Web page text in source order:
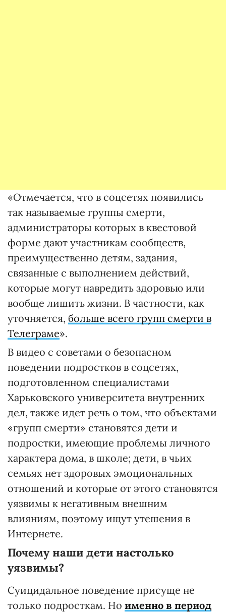
«Отмечается, что в соцсетях появились
так называемые группы смерти,
администраторы которых в квестовой
форме дают участникам сообществ,
преимущественно детям, задания,
связанные с выполнением действий,
которые могут навредить здоровью или
вообще лишить жизни. В частности, как
уточняется, больше всего групп смерти в
Телеграме».
В видео с советами о безопасном
поведении подростков в соцсетях,
подготовленном специалистами
Харьковского университета внутренних
дел, также идет речь о том, что объектами
«групп смерти» становятся дети и
подростки, имеющие проблемы личного
характера дома, в школе; дети, в чьих
семьях нет здоровых эмоциональных
отношений и которые от этого становятся
уязвимы к негативным внешним
влияниям, поэтому ищут утешения в
Интернете.
Почему наши дети настолько
уязвимы?
Суицидальное поведение присуще не
только подросткам. Но именно в период